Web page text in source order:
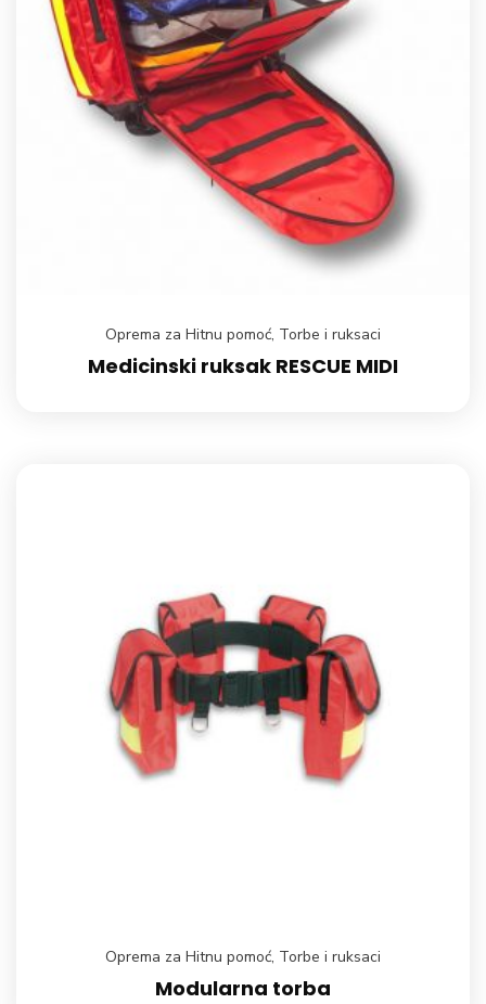
Oprema za Hitnu pomoć, Torbe i ruksaci
Medicinski ruksak RESCUE MIDI
Oprema za Hitnu pomoć, Torbe i ruksaci
Modularna torba